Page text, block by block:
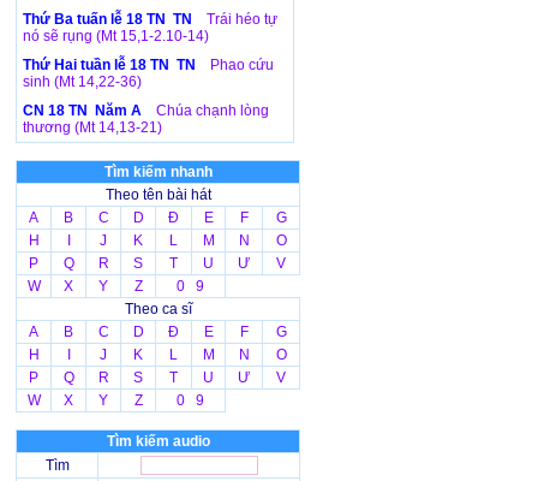
Thứ Ba tuấn lễ 18 TN TN
Trái héo tự
nó sẽ rụng (Mt 15,1-2.10-14)
Thứ Hai tuần lễ 18 TN TN
Phao cứu
sinh (Mt 14,22-36)
CN 18 TN Năm A
Chúa chạnh lòng
thương (Mt 14,13-21)
Tìm kiếm nhanh
Theo tên bài hát
A
B C D Đ E F
G
H
J K L M N
O
P
Q R S T U Ư
V
W
X Y Z
0 9
Theo ca sĩ
A
B C D Đ E F
G
H
J K L M N
O
P
Q R S T U Ư
V
W
X Y Z 0 9
Tìm kiếm audio
Tìm